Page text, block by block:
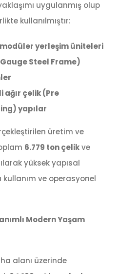
uygulanmış olup
kullanılmıştır:
yerleşim üniteleri
Steel Frame)
ağır çelik (Pre
yapılar
üretim ve
6.779 ton çelikve
yüksek yapısal
ve operasyonel
Modern Yaşam
alanı üzerinde